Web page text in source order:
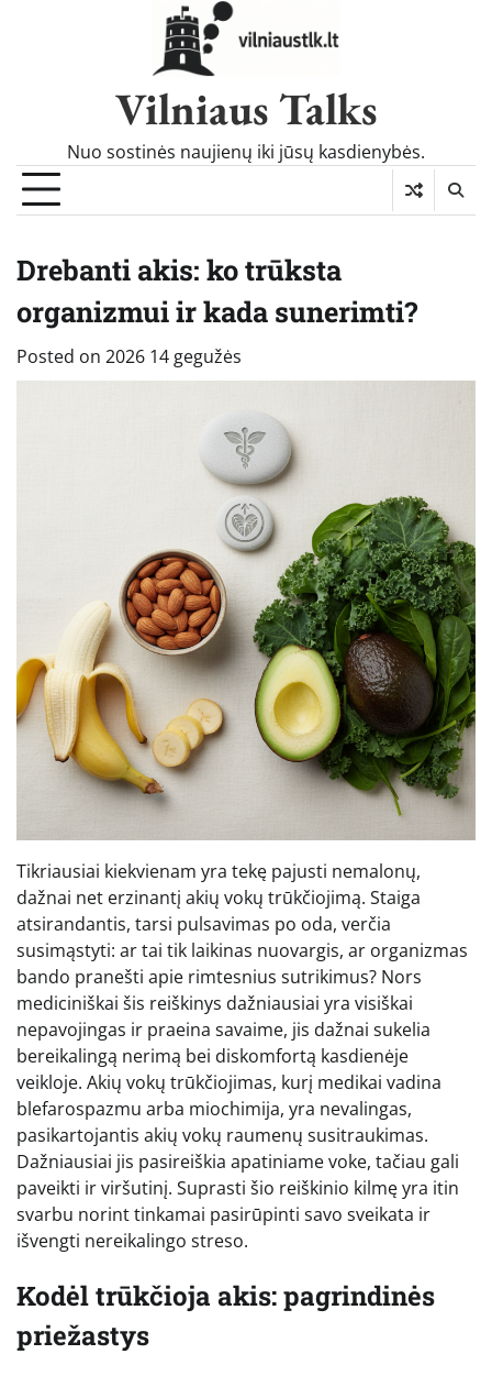
Vilniaus Talks
Nuo sostinės naujienų iki jūsų kasdienybės.
Drebanti akis: ko trūksta
organizmui ir kada sunerimti?
Posted on 2026 14 gegužės
Tikriausiai kiekvienam yra tekę pajusti nemalonų,
dažnai net erzinantį akių vokų trūkčiojimą. Staiga
atsirandantis, tarsi pulsavimas po oda, verčia
susimąstyti: ar tai tik laikinas nuovargis, ar organizmas
bando pranešti apie rimtesnius sutrikimus? Nors
mediciniškai šis reiškinys dažniausiai yra visiškai
nepavojingas ir praeina savaime, jis dažnai sukelia
bereikalingą nerimą bei diskomfortą kasdienėje
veikloje. Akių vokų trūkčiojimas, kurį medikai vadina
blefarospazmu arba miochimija, yra nevalingas,
pasikartojantis akių vokų raumenų susitraukimas.
Dažniausiai jis pasireiškia apatiniame voke, tačiau gali
paveikti ir viršutinį. Suprasti šio reiškinio kilmę yra itin
svarbu norint tinkamai pasirūpinti savo sveikata ir
išvengti nereikalingo streso.
Kodėl trūkčioja akis: pagrindinės
priežastys